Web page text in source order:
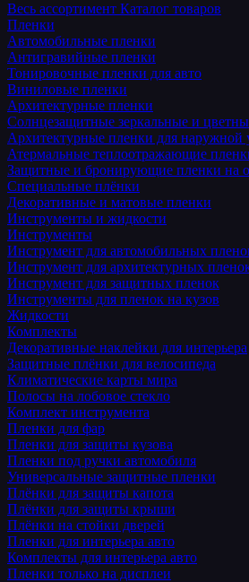
Весь ассортимент Каталог товаров
Пленки
Автомобильные пленки
Антигравийные пленки
Тонировочные пленки для авто
Виниловые пленки
Архитектурные пленки
Солнцезащитные зеркальные и
Архитектурные пленки для наружной
Атермальные теплоотражающие
Защитные и бронирующие пленки на
Специальные плёнки
Декоративные и матовые пленки
Инструменты и жидкости
Инструменты
Инструмент для автомобильных
Инструмент для архитектурных
Инструмент для защитных пленок
Инструменты для пленок на кузов
Жидкости
Комплекты
Декоративные наклейки для интерьера
Защитные плёнки для велосипеда
Климатические карты мира
Полосы на лобовое стекло
Комплект инструмента
Пленки для фар
Пленки для защиты кузова
Пленки под ручки автомобиля
Универсальные защитные пленки
Плёнки для защиты капота
Плёнки для защиты крыши
Плёнки на стойки дверей
Пленки для интерьера авто
Комплекты для интерьера авто
Пленки только на дисплеи